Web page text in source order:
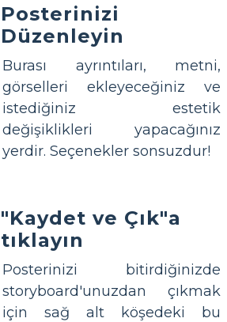
Posterinizi
Düzenleyin
Burası ayrıntıları, metni,
görselleri ekleyeceğiniz ve
istediğiniz estetik
değişiklikleri yapacağınız
yerdir. Seçenekler sonsuzdur!
"Kaydet ve Çık"a
tıklayın
Posterinizi bitirdiğinizde
storyboard'unuzdan çıkmak
için sağ alt köşedeki bu